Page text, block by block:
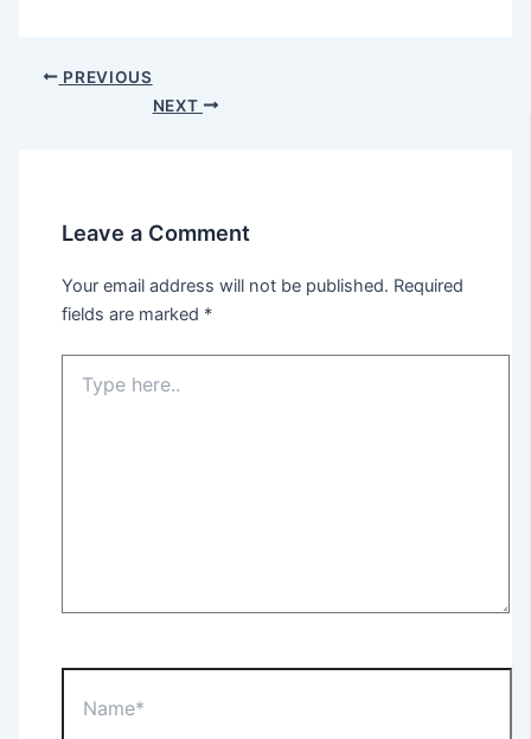
PREVIOUS
NEXT
Leave a Comment
Your email address will not be published. Required
fields are marked *
here..